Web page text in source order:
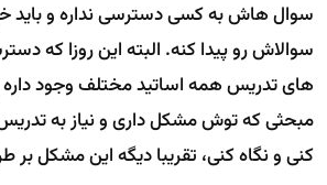
سوال هاش به کسی دسترسی نداره و
سوالاش رو پیدا کنه. البته این روزا که
های تدریس همه اساتید مختلف وجود
مبحثی که توش مشکل داری و نیاز به تدریس
کنی و نگاه کنی، تقریبا دیگه این مشکل